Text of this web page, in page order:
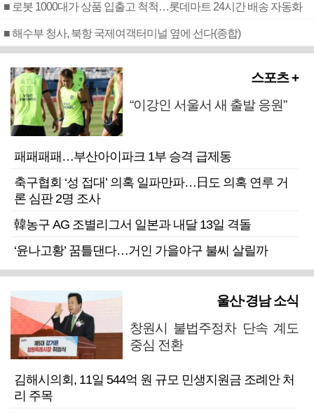
■ 로봇 1000대가 상품 입출고 척척…롯데마트 24시간 배송 자동화
■ 해수부 청사, 북항 국제여객터미널 옆에 선다(종합)
스포츠 +
“이강인 서울서 새 출발 응원”
패패패패…부산아이파크 1부 승격 급제동
축구협회 ‘성 접대’ 의혹 일파만파…日도 의혹 연루 거
론 심판 2명 조사
韓농구 AG 조별리그서 일본과 내달 13일 격돌
‘윤나고황’ 꿈틀댄다…거인 가을야구 불씨 살릴까
울산·경남 소식
창원시 불법주정차 단속 계도
중심 전환
김해시의회, 11일 544억 원 규모 민생지원금 조례안 처
리 주목